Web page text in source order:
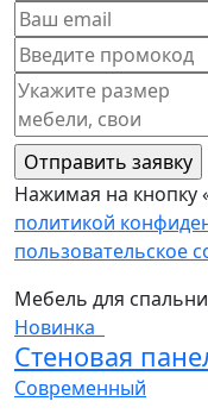
Нажимая на кнопку
политикой
пользовательское
Мебель для
Новинка
Стеновая
Современный